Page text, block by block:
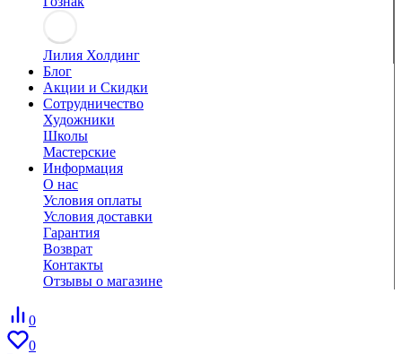
Лилия Холдинг
Блог
Акции и Скидки
Сотрудничество
Художники
Школы
Мастерские
Информация
О нас
Условия оплаты
Условия доставки
Гарантия
Возврат
Контакты
Отзывы о магазине
0
0